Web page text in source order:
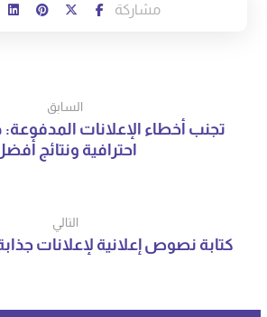
السابق
تجنب أخطاء الإعلانات
احترافية ونتائج
التالي
كتابة نصوص إعلانية لإعلانات